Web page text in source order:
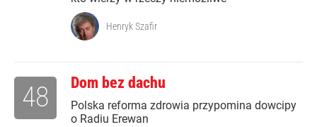
Henryk Szafir
Dom bez dachu
Polska reforma zdrowia przypomina dowcipy
o Radiu Erewan
48